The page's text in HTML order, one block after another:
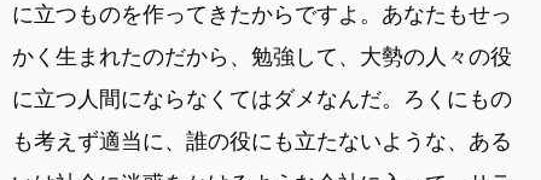
に立つものを作ってきたからですよ。あなたもせっ
かく生まれたのだから、勉強して、大勢の人々の役
に立つ人間にならなくてはダメなんだ。ろくにもの
も考えず適当に、誰の役にも立たないような、ある